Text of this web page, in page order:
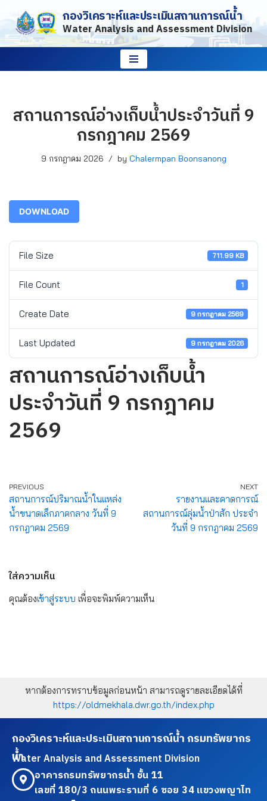
Skip
to
กองวิเคราะห์และประเมินสถานการณ์น้ำ
Water Analysis and Assessment Division
สถานการณ์อ่างเก็บน้ำประจำวันที่ 9
กรกฎาคม 2569
9 กรกฎาคม 2026 by Chalermpan Boonsanong
DOWNLOAD
File Size 711.99 KB
File Count 1
Create Date 9 กรกฎาคม 2569
Last Updated 9 กรกฎาคม 2026
สถานการณ์อ่างเก็บน้ำ
ประจำวันที่ 9 กรกฎาคม
2569
PREVIOUS
สถานการณ์ปริมาณน้ำในแหล่ง
น้ำขนาดเล็กภาคกลาง วันที่ 9
กรกฎาคม 2569
NEXT
รายงานและคาดการณ์
สถานการณ์ลุ่มน้ำป่าสัก ประจำ
วันที่ 9 กรกฎาคม 2569
ใส่ความเห็น
คุณต้องเข้าสู่ระบบ เพื่อจะพิมพ์ความเห็น
หากต้องการทราบข้อมูลก่อนหน้า สามารถดูรายละเอียดได้ที่
https://oldmekhala.dwr.go.th/index.php
กองวิเคราะห์และประเมินสถานการณ์น้ำ กรมทรัพยากร
น้ำ
Water Analysis and Assessment Division
อาคารกรมทรัพยากรน้ำ ชั้น 11
เลขที่ 180/3 ถนนพระรามที่ 6 ซอย 34 แขวงพญาไท